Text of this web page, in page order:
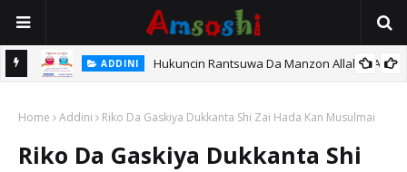
ADDINI
Hukuncin Rantsuwa Da Manzon Allah (SAW)
Home Addini Riko Da Gaskiya Dukkanta Shi Zai Hada Kan Musulmai
Riko Da Gaskiya Dukkanta Shi